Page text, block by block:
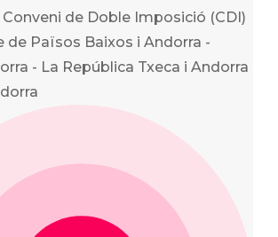
de Doble Imposició (CDI)
de Països Baixos i Andorra -
- La República Txeca i Andorra